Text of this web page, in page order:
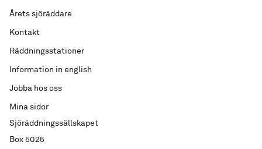
Sjöräddningssällskapet
Box 5025
Årets sjöräddare
Kontakt
Räddningsstationer
Information in english
Jobba hos oss
Mina sidor